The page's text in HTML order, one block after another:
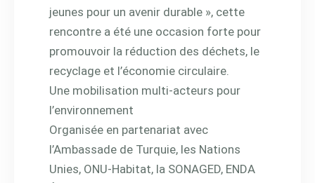
jeunes pour un avenir durable », cette
rencontre a été une occasion forte pour
promouvoir la réduction des déchets, le
recyclage et l’économie circulaire.
Une mobilisation multi-acteurs pour
l’environnement
Organisée en partenariat avec
l’Ambassade de Turquie, les Nations
Unies, ONU-Habitat, la SONAGED, ENDA